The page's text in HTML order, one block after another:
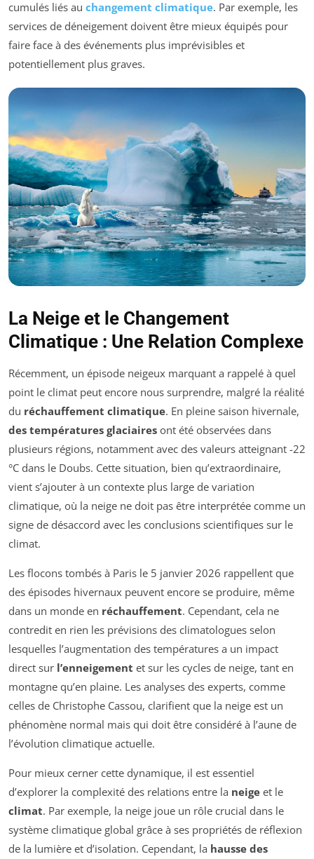
cumulés liés au changement climatique. Par exemple, les
services de déneigement doivent être mieux équipés pour
faire face à des événements plus imprévisibles et
potentiellement plus graves.
La Neige et le Changement
Climatique : Une Relation Complexe
Récemment, un épisode neigeux marquant a rappelé à quel
point le climat peut encore nous surprendre, malgré la réalité
du réchauffement climatique. En pleine saison hivernale,
des températures glaciaires ont été observées dans
plusieurs régions, notamment avec des valeurs atteignant -22
°C dans le Doubs. Cette situation, bien qu’extraordinaire,
vient s’ajouter à un contexte plus large de variation
climatique, où la neige ne doit pas être interprétée comme un
signe de désaccord avec les conclusions scientifiques sur le
climat.
Les flocons tombés à Paris le 5 janvier 2026 rappellent que
des épisodes hivernaux peuvent encore se produire, même
dans un monde en réchauffement. Cependant, cela ne
contredit en rien les prévisions des climatologues selon
lesquelles l’augmentation des températures a un impact
direct sur l’enneigement et sur les cycles de neige, tant en
montagne qu’en plaine. Les analyses des experts, comme
celles de Christophe Cassou, clarifient que la neige est un
phénomène normal mais qui doit être considéré à l’aune de
l’évolution climatique actuelle.
Pour mieux cerner cette dynamique, il est essentiel
d’explorer la complexité des relations entre la neige et le
climat. Par exemple, la neige joue un rôle crucial dans le
système climatique global grâce à ses propriétés de réflexion
de la lumière et d’isolation. Cependant, la hausse des